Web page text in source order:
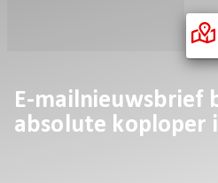
E-mailnieuwsbrief
absolute koploper